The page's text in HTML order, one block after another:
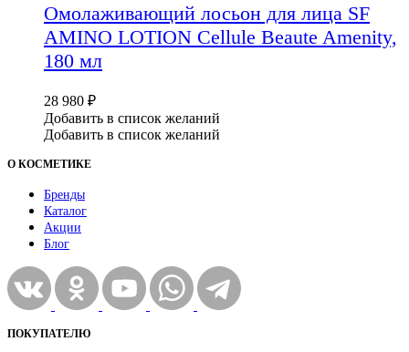
Омолаживающий лосьон для лица SF
AMINO LOTION Cellule Beaute Amenity,
180 мл
28 980 ₽
Добавить в список желаний
Добавить в список желаний
О КОСМЕТИКЕ
Бренды
Каталог
Акции
Блог
ПОКУПАТЕЛЮ